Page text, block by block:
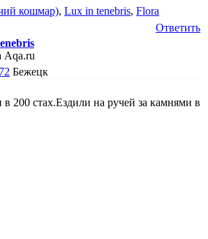
кошмар), Lux in tenebris, Flora
Ответить
Aqa.ru
Бежецк
в 200 стах.Ездили на ручей за камнями в